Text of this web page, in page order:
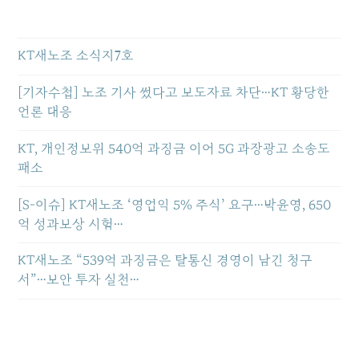
KT새노조 소식지7호
[기자수첩] 노조 기사 썼다고 보도자료 차단…KT 황당한
언론 대응
KT, 개인정보위 540억 과징금 이어 5G 과장광고 소송도
패소
[S-이슈] KT새노조 ‘영업익 5% 주식’ 요구…박윤영, 650
억 성과보상 시험…
KT새노조 “539억 과징금은 탈통신 경영이 남긴 청구
서”…보안 투자 실천…